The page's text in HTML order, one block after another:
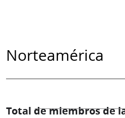
Norteamérica
Total de miembros de